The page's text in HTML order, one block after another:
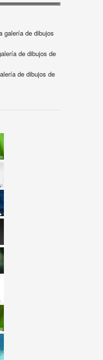
galería de dibujos
de dibujos de
de dibujos de